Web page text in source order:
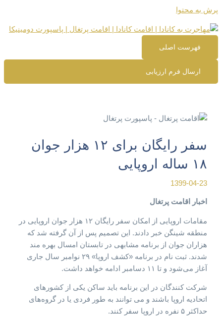
پرش به محتوا
فهرست اصلی
ارسال فرم ارزیابی
سفر رایگان برای ۱۲ هزار جوان
۱۸ ساله اروپایی
1399-04-23
اخبار اقامت پرتغال
مقامات اروپایی از امکان سفر رایگان ۱۲ هزار جوان اروپایی در
منطقه شینگن خبر دادند. این تصمیم پس از آن گرفته شد که
هزاران جوان از برنامه مشابهی در تابستان امسال بهره مند
شدند. ثبت نام در برنامه «کشف اروپا» ۲۹ نوامبر سال جاری
آغاز می‌شود و تا ۱۱ دسامبر ادامه خواهد داشت.
شرکت کنندگان در این برنامه باید ساکن یکی از کشورهای
اتحادیه اروپا باشند و می توانند به طور فردی یا در گروه‌های
حداکثر ۵ نفره در اروپا سفر کنند.